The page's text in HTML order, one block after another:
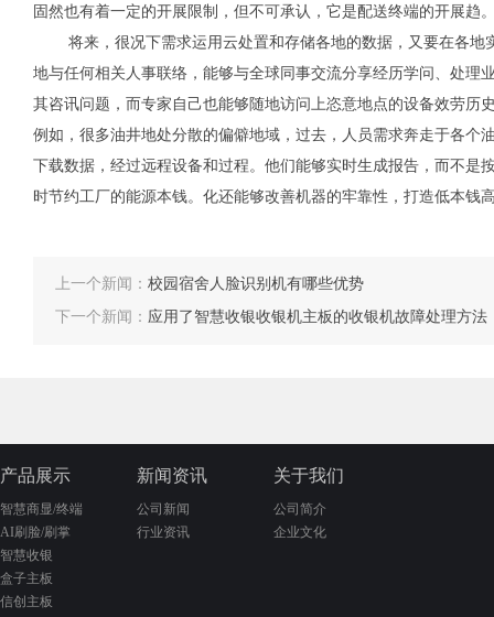
固然也有着一定的开展限制，但不可承认，它是配送终端的开展趋
将来，很况下需求运用云处置和存储各地的数据，又要在各地
地与任何相关人事联络，能够与全球同事交流分享经历学问、处理
其咨讯问题，而专家自己也能够随地访问上恣意地点的设备效劳历
例如，很多油井地处分散的偏僻地域，过去，人员需求奔走于各个
下载数据，经过远程设备和过程。他们能够实时生成报告，而不是
时节约工厂的能源本钱。化还能够改善机器的牢靠性，打造低本钱
上一个新闻： 校园宿舍人脸识别机有哪些优势
下一个新闻： 应用了智慧收银收银机主板的收银机故障处理方法
产品展示
智慧商显/终端
AI刷脸/刷掌
智慧收银
盒子主板
信创主板
新闻资讯
公司新闻
行业资讯
关于我们
公司简介
企业文化